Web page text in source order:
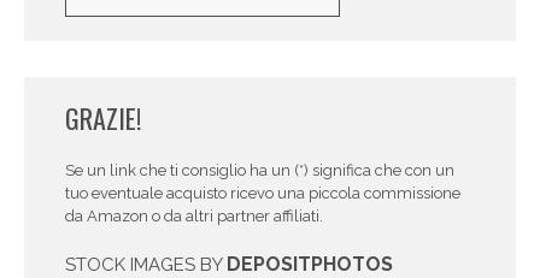
GRAZIE!
Se un link che ti consiglio ha un (*) significa che con un
tuo eventuale acquisto ricevo una piccola commissione
da Amazon o da altri partner affiliati.
STOCK IMAGES BY DEPOSITPHOTOS